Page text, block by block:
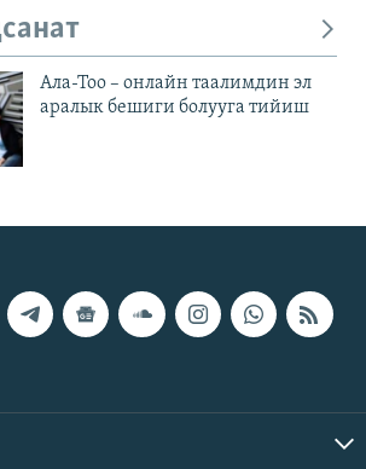
Ала-Тоо – онлайн таалимдин эл
аралык бешиги болууга тийиш